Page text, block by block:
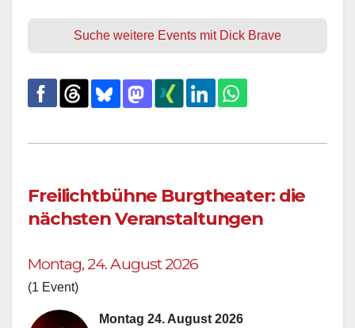
Suche weitere Events mit Dick Brave
Freilichtbühne Burgtheater: die
nächsten Veranstaltungen
Montag, 24. August 2026
(1 Event)
Montag 24. August 2026